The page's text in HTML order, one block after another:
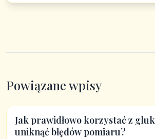
Powiązane wpisy
Jak prawidłowo korzystać z
uniknąć błędów pomiaru?